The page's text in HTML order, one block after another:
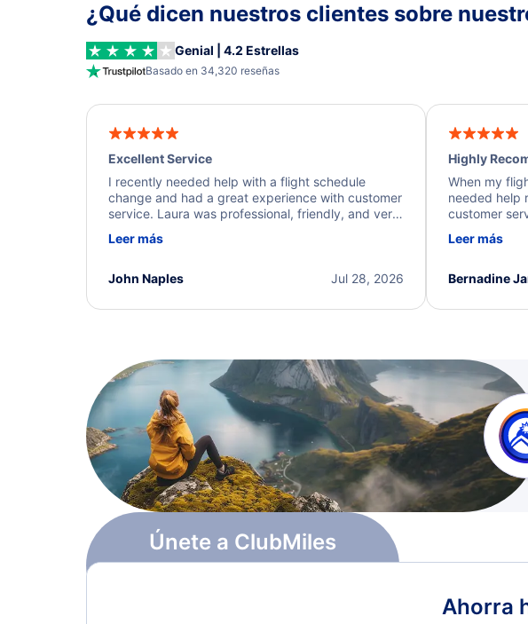
¿Qué dicen nuestros clientes sobre
Genial | 4.2 Estrellas
Basado en 34,320 reseñas
Excellent Service
I recently needed help with a flight schedule
change and had a great experience with customer
service. Laura was professional, friendly, and very
a solution and kept me informed of the next steps.
Leer más
Jul 28, 2026
John Naples
Highly
When my
needed help
customer
process.
I truly
Leer más
Bernadine
Únete a ClubMiles
Ahorra